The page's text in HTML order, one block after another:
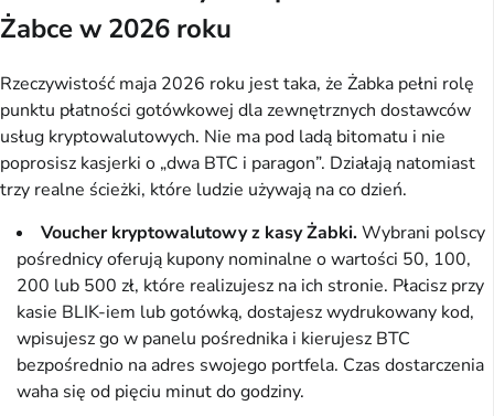
Żabce w 2026 roku
Rzeczywistość maja 2026 roku jest taka, że Żabka pełni rolę
punktu płatności gotówkowej dla zewnętrznych dostawców
usług kryptowalutowych. Nie ma pod ladą bitomatu i nie
poprosisz kasjerki o „dwa BTC i paragon”. Działają natomiast
trzy realne ścieżki, które ludzie używają na co dzień.
Voucher kryptowalutowy z kasy Żabki.Wybrani polscy
pośrednicy oferują kupony nominalne o wartości 50, 100,
200 lub 500 zł, które realizujesz na ich stronie. Płacisz przy
kasie BLIK-iem lub gotówką, dostajesz wydrukowany kod,
wpisujesz go w panelu pośrednika i kierujesz BTC
bezpośrednio na adres swojego portfela. Czas dostarczenia
waha się od pięciu minut do godziny.